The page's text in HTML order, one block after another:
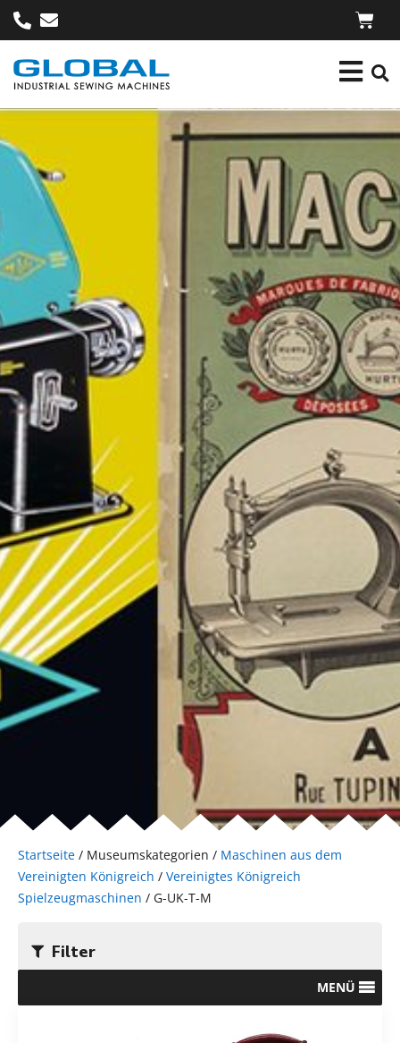
Startseite / Museumskategorien / Maschinen aus dem
Vereinigten Königreich / Vereinigtes Königreich
Spielzeugmaschinen / G-UK-T-M
Filter
MENÜ